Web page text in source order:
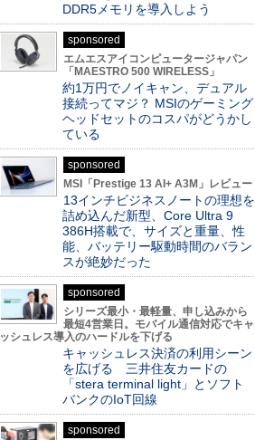
DDR5メモリを導入しよう
sponsored
エムエスアイコンピュータージャパン
「MAESTRO 500 WIRELESS」
約1万円でノイキャン、デュアル
接続ってマジ？ MSIのゲーミング
ヘッドセットのコスパがどうかし
ている
sponsored
MSI「Prestige 13 AI+ A3M」レビュー
13インチビジネスノートの理想を
詰め込んだ新型、Core Ultra 9
386H搭載で、サイズと重量、性
能、バッテリー駆動時間のバラン
スが絶妙だった
sponsored
シリーズ最小・最軽量、申し込みから
最短4営業日。モバイル通信対応でキャ
ッシュレス導入のハードルを下げる
キャッシュレス決済の利用シーン
を広げる 三井住友カードの
「stera terminal light」とソフト
バンクのIoT回線
sponsored